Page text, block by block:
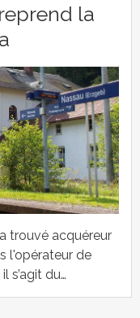
la
trouvé acquéreur
l'opérateur de
s’agit du…